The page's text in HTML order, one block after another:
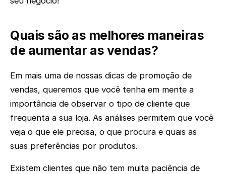
Quais são as melhores maneiras
de aumentar as vendas?
Em mais uma de nossas dicas de promoção de
vendas, queremos que você tenha em mente a
importância de observar o tipo de cliente que
frequenta a sua loja. As análises permitem que você
veja o que ele precisa, o que procura e quais as
suas preferências por produtos.
Existem clientes que não tem muita paciência de